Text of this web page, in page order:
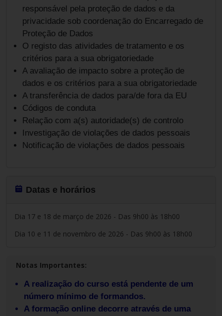
responsável pela proteção de dados e da
privacidade sob coordenação do Encarregado de
Proteção de Dados
O registo das atividades de tratamento e os
critérios para a sua obrigatoriedade
A avaliação de impacto sobre a proteção de
dados e os critérios para a sua obrigatoriedade
A transferência de dados para/de fora da EU
Códigos de conduta
Relação com a(s) autoridade(s) de controlo
Investigação de violações de dados pessoais
Notificação de violações de dados pessoais
Datas e horários
Dia 17 e 18 de março de 2026 - Das 9h00 às 18h00
Dia 10 e 11 de novembro de 2026 - Das 9h00 às 18h00
Notas Importantes:
A realização do curso está pendente de um
número mínimo de formandos.
A formação online decorre através de uma